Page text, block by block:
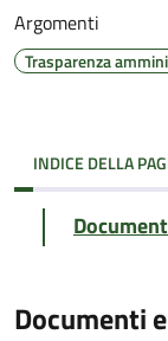
Argomenti
Trasparenza
INDICE DELLA
Documenti